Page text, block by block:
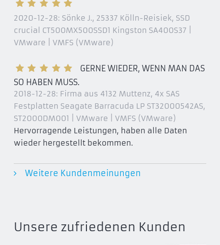
2020-12-28: Sönke J., 25337 Kölln-Reisiek, SSD
crucial CT500MX500SSD1 Kingston SA400S37 |
VMware | VMFS (VMware)
GERNE WIEDER, WENN MAN DAS
SO HABEN MUSS.
2018-12-28: Firma aus 4132 Muttenz, 4x SAS
Festplatten Seagate Barracuda LP ST32000542AS,
ST2000DM001 | VMware | VMFS (VMware)
Hervorragende Leistungen, haben alle Daten
wieder hergestellt bekommen.
Weitere Kundenmeinungen
Unsere zufriedenen Kunden